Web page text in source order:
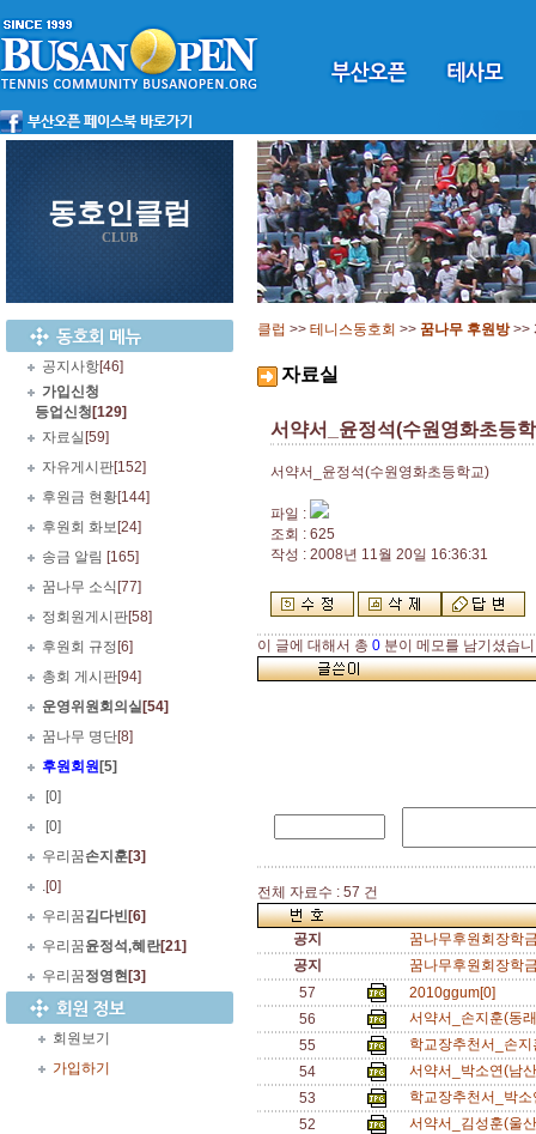
동호인클럽
CLUB
공지사항[46]
가입신청
등업신청 [129]
자료실 [59]
자유게시판[152]
후원금 현황[144]
후원회 화보 [24]
송금 알림 [165]
꿈나무 소식 [77]
정회원게시판[58]
후원회 규정 [6]
총회 게시판[94]
운영위원회의실 [54]
꿈나무 명단[8]
후원회원 [5]
[0]
[0]
우리꿈손지훈[3]
.[0]
우리꿈김다빈 [6]
우리꿈윤정석,혜란[21]
우리꿈정영현 [3]
회원보기
가입하기
클럽 >> 테니스동호회 >> 꿈나무 후원방>>
자료실
서약서_윤정석(수원영화초등
서약서_윤정석(수원영화초등학교)
파일 :
조회 : 625
작성 : 2008년 11월 20일 16:36:31
이 글에 대해서 총 0 분이 메모를 남기셨습
전체 자료수 : 57 건
공지
꿈나무후원회장학
공지
꿈나무후원회장학
57
2010ggum[0]
56
서약서_손지훈(동
55
학교장추천서_손
54
서약서_박소연(남
53
학교장추천서_박
52
서약서_김성훈(울